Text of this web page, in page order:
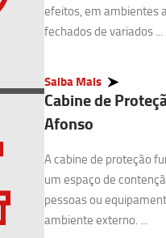
efeitos, em ambientes
fechados de variados ...
Saiba Mais
Cabine de
Afonso
A cabine de proteção
um espaço de
pessoas ou
ambiente externo. ...